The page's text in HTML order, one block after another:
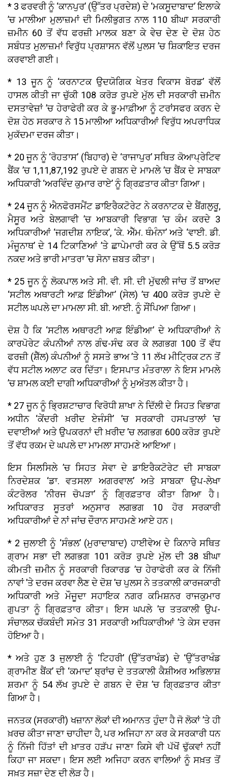
* 3 ਫਰਵਰੀ ਨੂੰ ‘ਕਾਨਪੁਰ’ (ਉੱਤਰ ਪ੍ਰਦੇਸ਼) ਦੇ ‘ਮਕਸੂਦਾਬਾਦ’ ਇਲਾਕੇ
’ਚ ਮਾਲੀਆ ਮੁਲਾਜ਼ਮਾਂ ਦੀ ਮਿਲੀਭੁਗਤ ਨਾਲ 110 ਬੀਘਾ ਸਰਕਾਰੀ
ਜ਼ਮੀਨ 60 ਤੋਂ ਵੱਧ ਫਰਜ਼ੀ ਮਾਲਕ ਬਣਾ ਕੇ ਵੇਚ ਦੇਣ ਦੇ ਦੋਸ਼ ਹੇਠ
ਸਬੰਧਤ ਮੁਲਾਜ਼ਮਾਂ ਵਿਰੁੱਧ ਪ੍ਰਸ਼ਾਸਨ ਵੱਲੋਂ ਪੁਲਸ ’ਚ ਸ਼ਿਕਾਇਤ ਦਰਜ
ਕਰਵਾਈ ਗਈ।
* 13 ਜੂਨ ਨੂੰ ‘ਕਰਨਾਟਕ ਉਦਯੋਗਿਕ ਖੇਤਰ ਵਿਕਾਸ ਬੋਰਡ’ ਵੱਲੋਂ
ਹਾਸਲ ਕੀਤੀ ਜਾ ਚੁੱਕੀ 108 ਕਰੋੜ ਰੁਪਏ ਮੁੱਲ ਦੀ ਸਰਕਾਰੀ ਜ਼ਮੀਨ
ਦਸਤਾਵੇਜ਼ਾਂ ’ਚ ਹੇਰਾਫੇਰੀ ਕਰ ਕੇ ਭੂ-ਮਾਫ਼ੀਆ ਨੂੰ ਟਰਾਂਸਫਰ ਕਰਨ ਦੇ
ਦੋਸ਼ ਹੇਠ ਸਰਕਾਰ ਨੇ 15 ਮਾਲੀਆ ਅਧਿਕਾਰੀਆਂ ਵਿਰੁੱਧ ਅਪਰਾਧਿਕ
ਮੁਕੱਦਮਾ ਦਰਜ ਕੀਤਾ।
* 20 ਜੂਨ ਨੂੰ ‘ਰੋਹਤਾਸ’ (ਬਿਹਾਰ) ਦੇ ‘ਰਾਜਾਪੁਰ’ ਸਥਿਤ ਕੋਆਪ੍ਰੇਟਿਵ
ਬੈਂਕ ’ਚ 1,11,87,192 ਰੁਪਏ ਦੇ ਗਬਨ ਦੇ ਮਾਮਲੇ ’ਚ ਬੈਂਕ ਦੇ ਸਾਬਕਾ
ਅਧਿਕਾਰੀ ‘ਅਰਵਿੰਦ ਕੁਮਾਰ ਰਾਏ’ ਨੂੰ ਗ੍ਰਿਫ਼ਤਾਰ ਕੀਤਾ ਗਿਆ।
* 24 ਜੂਨ ਨੂੰ ਐਨਫੋਰਸਮੈਂਟ ਡਾਇਰੈਕਟੋਰੇਟ ਨੇ ਕਰਨਾਟਕ ਦੇ ਬੈਂਗਲੁਰੂ,
ਮੈਸੂਰ ਅਤੇ ਬੇਲਗਾਵੀ ’ਚ ਆਬਕਾਰੀ ਵਿਭਾਗ ’ਚ ਕੰਮ ਕਰਦੇ 3
ਅਧਿਕਾਰੀਆਂ ‘ਜਗਦੀਸ਼ ਨਾਇਕ’, ‘ਕੇ. ਐੱਮ. ਥੰਮੰਨਾ’ ਅਤੇ ‘ਵਾਈ. ਡੀ.
ਮੰਜੂਨਾਥ’ ਦੇ 14 ਟਿਕਾਣਿਆਂ ’ਤੇ ਛਾਪੇਮਾਰੀ ਕਰ ਕੇ ਉੱਥੋਂ 5.5 ਕਰੋੜ
ਨਕਦ ਅਤੇ ਭਾਰੀ ਮਾਤਰਾ ’ਚ ਸੋਨਾ ਜ਼ਬਤ ਕੀਤਾ।
* 25 ਜੂਨ ਨੂੰ ਲੋਕਪਾਲ ਅਤੇ ਸੀ. ਵੀ. ਸੀ. ਦੀ ਮੁੱਢਲੀ ਜਾਂਚ ਤੋਂ ਬਾਅਦ
‘ਸਟੀਲ ਅਥਾਰਟੀ ਆਫ਼ ਇੰਡੀਆ’ (ਸੇਲ) ’ਚ 400 ਕਰੋੜ ਰੁਪਏ ਦੇ
ਸਟੀਲ ਘਪਲੇ ਦਾ ਮਾਮਲਾ ਸੀ. ਬੀ. ਆਈ. ਨੂੰ ਸੌਂਪਿਆ ਗਿਆ।
ਦੋਸ਼ ਹੈ ਕਿ ‘ਸਟੀਲ ਅਥਾਰਟੀ ਆਫ਼ ਇੰਡੀਆ’ ਦੇ ਅਧਿਕਾਰੀਆਂ ਨੇ
ਕਾਰਪੋਰੇਟ ਕੰਪਨੀਆਂ ਨਾਲ ਗੰਢ-ਸੰਢ ਕਰ ਕੇ ਲਗਭਗ 100 ਤੋਂ ਵੱਧ
ਫਰਜ਼ੀ (ਸ਼ੈੱਲ) ਕੰਪਨੀਆਂ ਨੂੰ ਸਸਤੇ ਭਾਅ ’ਤੇ 11 ਲੱਖ ਮੀਟ੍ਰਿਕ ਟਨ ਤੋਂ
ਵੱਧ ਸਟੀਲ ਅਲਾਟ ਕਰ ਦਿੱਤਾ। ਇਸਪਾਤ ਮੰਤਰਾਲਾ ਨੇ ਇਸ ਮਾਮਲੇ
’ਚ ਸ਼ਾਮਲ ਕਈ ਦਾਗੀ ਅਧਿਕਾਰੀਆਂ ਨੂੰ ਮੁਅੱਤਲ ਕੀਤਾ ਹੈ।
* 27 ਜੂਨ ਨੂੰ ਭ੍ਰਿਸ਼ਟਾਚਾਰ ਵਿਰੋਧੀ ਸ਼ਾਖਾ ਨੇ ਦਿੱਲੀ ਦੇ ਸਿਹਤ ਵਿਭਾਗ
ਅਧੀਨ ‘ਕੇਂਦਰੀ ਖ਼ਰੀਦ ਏਜੰਸੀ’ ’ਚ ਸਰਕਾਰੀ ਹਸਪਤਾਲਾਂ ’ਚ
ਦਵਾਈਆਂ ਅਤੇ ਉਪਕਰਨਾਂ ਦੀ ਖ਼ਰੀਦ ’ਚ ਲਗਭਗ 600 ਕਰੋੜ ਰੁਪਏ
ਤੋਂ ਵੱਧ ਰਕਮ ਦੇ ਘਪਲੇ ਦਾ ਮਾਮਲਾ ਸਾਹਮਣੇ ਆਇਆ।
ਇਸ ਸਿਲਸਿਲੇ ’ਚ ਸਿਹਤ ਸੇਵਾ ਦੇ ਡਾਇਰੈਕਟੋਰੇਟ ਦੀ ਸਾਬਕਾ
ਨਿਰਦੇਸ਼ਕ ‘ਡਾ. ਵਤਸਲਾ ਅਗਰਵਾਲ’ ਅਤੇ ਸਾਬਕਾ ਉਪ-ਲੇਖਾ
ਕੰਟਰੋਲਰ ‘ਨੀਰਜ ਚੋਪੜਾ’ ਨੂੰ ਗ੍ਰਿਫ਼ਤਾਰ ਕੀਤਾ ਗਿਆ ਹੈ।
ਅਧਿਕਾਰਤ ਸੂਤਰਾਂ ਅਨੁਸਾਰ ਲਗਭਗ 10 ਹੋਰ ਸਰਕਾਰੀ
ਅਧਿਕਾਰੀਆਂ ਦੇ ਨਾਂ ਜਾਂਚ ਦੌਰਾਨ ਸਾਹਮਣੇ ਆਏ ਹਨ।
* 2 ਜੁਲਾਈ ਨੂੰ ‘ਸੰਭਲ’ (ਮੁਰਾਦਾਬਾਦ) ਹਾਈਵੇਅ ਦੇ ਕਿਨਾਰੇ ਸਥਿਤ
ਗ੍ਰਾਮ ਸਭਾ ਦੀ ਲਗਭਗ 101 ਕਰੋੜ ਰੁਪਏ ਮੁੱਲ ਦੀ 38 ਬੀਘਾ
ਕੀਮਤੀ ਜ਼ਮੀਨ ਨੂੰ ਸਰਕਾਰੀ ਰਿਕਾਰਡ ’ਚ ਹੇਰਾਫੇਰੀ ਕਰ ਕੇ ਨਿੱਜੀ
ਨਾਵਾਂ ’ਤੇ ਦਰਜ ਕਰਵਾ ਲੈਣ ਦੇ ਦੋਸ਼ ’ਚ ਪੁਲਸ ਨੇ ਤਤਕਾਲੀ ਕਾਰਜਕਾਰੀ
ਅਧਿਕਾਰੀ ਅਤੇ ਮੌਜੂਦਾ ਸਹਾਇਕ ਨਗਰ ਕਮਿਸ਼ਨਰ ਰਾਜਕੁਮਾਰ
ਗੁਪਤਾ ਨੂੰ ਗ੍ਰਿਫ਼ਤਾਰ ਕੀਤਾ। ਇਸ ਘਪਲੇ ’ਚ ਤਤਕਾਲੀ ਉਪ-
ਸੰਚਾਲਕ ਚੱਕਬੰਦੀ ਸਮੇਤ 31 ਸਰਕਾਰੀ ਅਧਿਕਾਰੀਆਂ ’ਤੇ ਕੇਸ ਦਰਜ
ਹੋਇਆ ਹੈ।
* ਅਤੇ ਹੁਣ 3 ਜੁਲਾਈ ਨੂੰ ‘ਟਿਹਰੀ’ (ਉੱਤਰਾਖੰਡ) ਦੇ ‘ਉੱਤਰਾਖੰਡ
ਗ੍ਰਾਮੀਣ ਬੈਂਕ’ ਦੀ ‘ਕਮਾਦ’ ਬ੍ਰਾਂਚ ਦੇ ਤਤਕਾਲੀ ਕੈਸ਼ੀਅਰ ਅਭਿਲਾਸ਼
ਸ਼ਰਮਾ ਨੂੰ 54 ਲੱਖ ਰੁਪਏ ਦੇ ਗਬਨ ਦੇ ਦੋਸ਼ ’ਚ ਗ੍ਰਿਫ਼ਤਾਰ ਕੀਤਾ
ਗਿਆ ਹੈ।
ਜਨਤਕ (ਸਰਕਾਰੀ) ਖਜ਼ਾਨਾ ਲੋਕਾਂ ਦੀ ਅਮਾਨਤ ਹੁੰਦਾ ਹੈ ਜੋ ਲੋਕਾਂ ’ਤੇ ਹੀ
ਖ਼ਰਚ ਕੀਤਾ ਜਾਣਾ ਚਾਹੀਦਾ ਹੈ, ਪਰ ਅਜਿਹਾ ਨਾ ਕਰ ਕੇ ਸਰਕਾਰੀ ਧਨ
ਨੂੰ ਨਿੱਜੀ ਹਿੱਤਾਂ ਦੀ ਖ਼ਾਤਰ ਹੜੱਪ ਜਾਣਾ ਕਿਸੇ ਵੀ ਪੱਖੋਂ ਢੁੱਕਵਾਂ ਨਹੀਂ
ਕਿਹਾ ਜਾ ਸਕਦਾ। ਇਸ ਲਈ ਅਜਿਹਾ ਕਰਨ ਵਾਲਿਆਂ ਨੂੰ ਸਖ਼ਤ ਤੋਂ
ਸਖ਼ਤ ਸਜ਼ਾ ਦੇਣ ਦੀ ਲੋੜ ਹੈ।